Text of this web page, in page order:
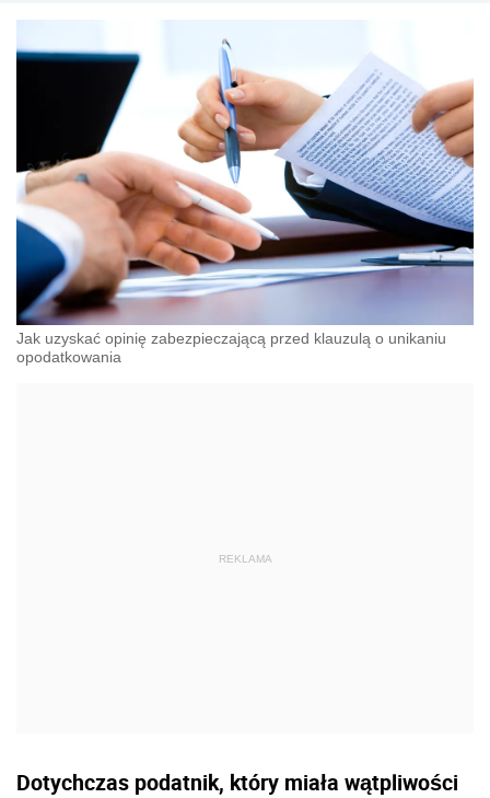
Jak uzyskać opinię zabezpieczającą przed klauzulą o unikaniu
opodatkowania
Dotychczas podatnik, który miała wątpliwości